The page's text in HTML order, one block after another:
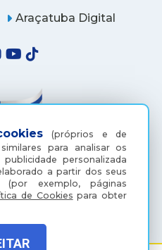
(próprios e de
para analisar os
personalizada
a partir dos seus
(por exemplo, páginas
de Cookies para obter
Araçatuba Digital
6500